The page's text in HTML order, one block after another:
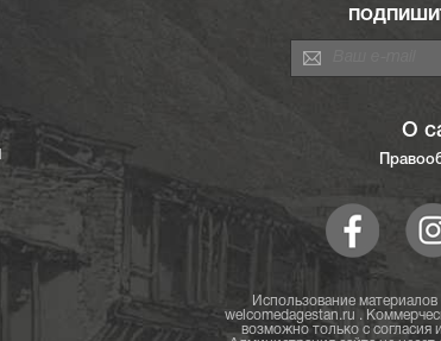
О
Использование
welcomedagestan.ru .
возможно только с согласия